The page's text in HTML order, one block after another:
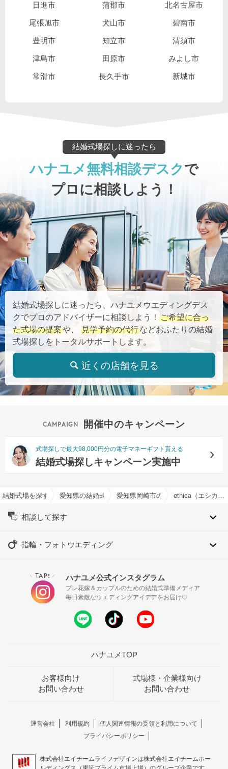
日進市 蒲郡市 北名古屋市
尾張旭市 犬山市 碧南市
豊明市 知立市 清須市
津島市 田原市 みよし市
常滑市 長久手市 新城市
結婚式場探しに迷ったら
ハナユメ無料相談デスクで
プロに相談しよう！
結婚式場探しに迷ったら、ハナユメウエディングデス
クでプロのアドバイザーに相談しよう！ ご希望に合っ
た式場の提案や、 見学予約の代行などおふたりの結婚
式場探しをトータルサポートします。
近くの店舗を見る
開催中のキャンペーン
式場探しで最大98,000円分の電子マネーギフト貰える
結婚式場探しキャンペーン実施中
結婚式場を探すならハナユメ愛知県の結婚式場一覧愛知県岡崎市の結婚式場一覧 ethica（エシカ）で結婚式
相談して探す
指輪・フォトウエディング
＼ TAP! ／ ハナユメ公式インスタグラム
プレ花嫁＆カップルのための結婚式準備メディア
毎日素敵なウエディングアイデアをお届け♡
ハナユメTOP
お客様向け
お問い合わせ
式場様・企業様向け
お問い合わせ
運営会社 利用規約
個人関連情報の受領と利用について
プライバシーポリシー
株式会社エイチームライフデザインは株式会社エイチームホー